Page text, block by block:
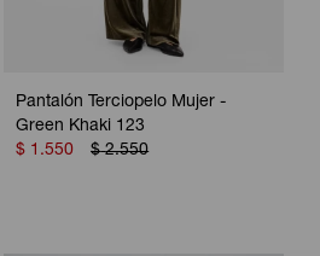
Pantalón Terciopelo Mujer -
Green Khaki 123
$ 1.550 $ 2.550